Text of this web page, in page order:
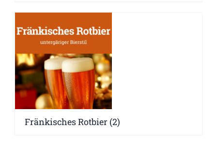
Fränkisches Rotbier (2)